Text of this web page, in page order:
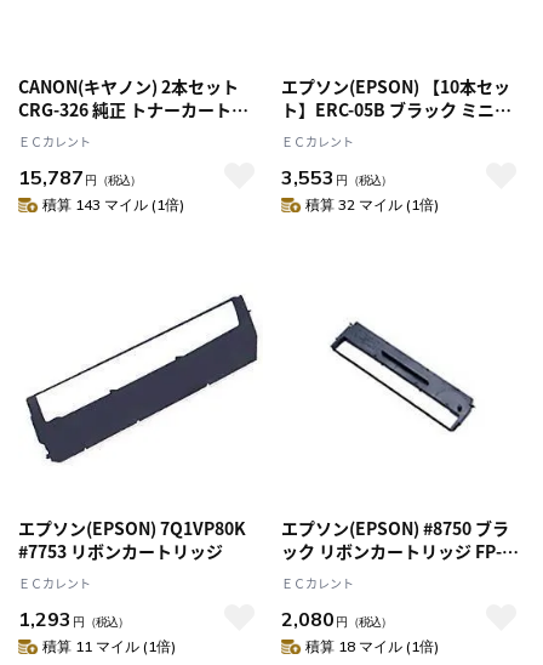
CANON(キヤノン) 2本セット
CRG-326 純正 トナーカートリ
ッジ326
ＥＣカレント
15,787 円 （税込）
積算 143 マイル (1倍)
エプソン(EPSON) 【10本セッ
ト】ERC-05B ブラック ミニプ
リンター用リボンカートリッジ
純正品
ＥＣカレント
3,553 円 （税込）
積算 32 マイル (1倍)
エプソン(EPSON) 7Q1VP80K
#7753 リボンカートリッジ
ＥＣカレント
1,293 円 （税込）
積算 11 マイル (1倍)
エプソン(EPSON) #8750 ブラ
ック リボンカートリッジ FP-80
等用
ＥＣカレント
2,080 円 （税込）
積算 18 マイル (1倍)